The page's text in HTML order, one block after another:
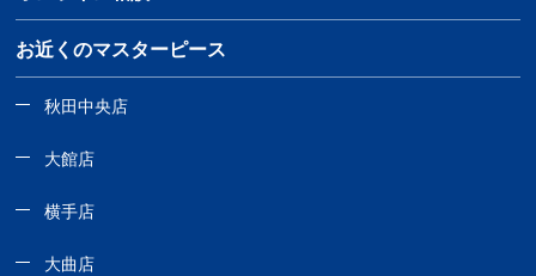
お近くのマスターピース
秋田中央店
大館店
横手店
大曲店